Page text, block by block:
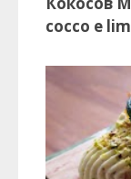
cocco e